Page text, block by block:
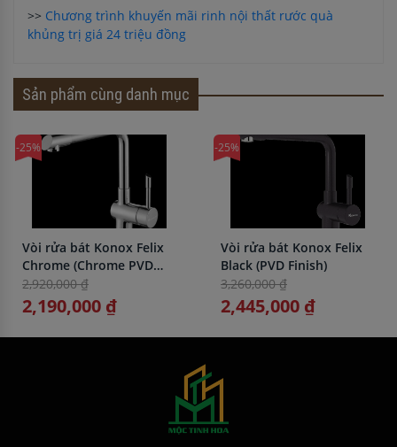
>> Chương trình khuyến mãi rinh nội thất rước quà
khủng trị giá 24 triệu đồng
Sản phẩm cùng danh mục
-25%
Vòi rửa bát Konox Felix
Chrome (Chrome PVD
Finish)
2,920,000 ₫
2,190,000 ₫
-25%
Vòi rửa bát Konox Felix
Black (PVD Finish)
3,260,000 ₫
2,445,000 ₫